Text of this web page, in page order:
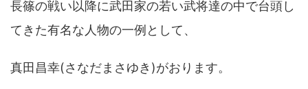
長篠の戦い以降に武田家の若い武将達の中で台頭し
てきた有名な人物の一例として、
真田昌幸(さなだまさゆき)がおります。